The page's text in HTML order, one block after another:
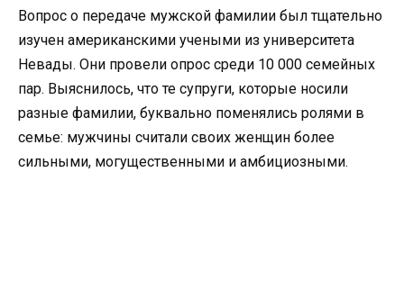
Вопрос о передаче мужской фамилии был тщательно
изучен американскими учеными из университета
Невады. Они провели опрос среди 10 000 семейных
пар. Выяснилось, что те супруги, которые носили
разные фамилии, буквально поменялись ролями в
семье: мужчины считали своих женщин более
сильными, могущественными и амбициозными.